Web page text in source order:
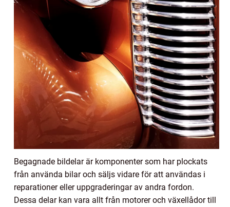
Begagnade bildelar är komponenter som har plockats
från använda bilar och säljs vidare för att användas i
reparationer eller uppgraderingar av andra fordon.
Dessa delar kan vara allt från motorer och växellådor till